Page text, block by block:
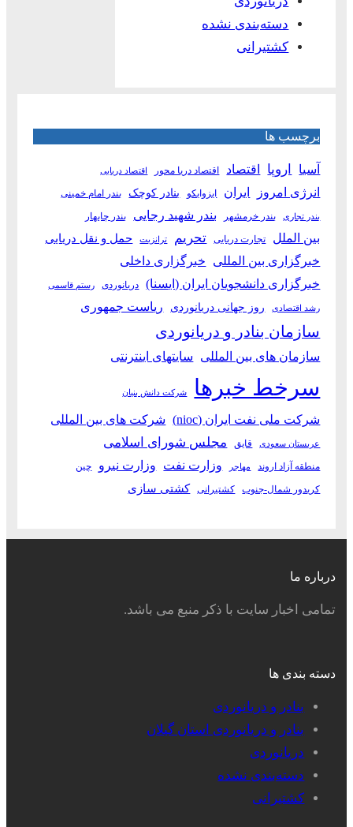
دسته‌بندی نشده
کشتیرانی
برچسب ها
آسیا اروپا اقتصاد اقتصاد دریا محور اقتصاد دریایی
انرژی امروز ایران ایزوایکو بنادر کوچک بندر امام خمینی
بندر تجاری بندر خرمشهر بندر شهید رجایی بندر چابهار
بین الملل تجارت دریایی تحریم ترانزیت حمل و نقل دریایی
خبرگزاری بین المللی خبرگزاری داخلی
خبرگزاری دانشجویان ایران (ایسنا)
دریانوردی رستم قاسمی
رشد اقتصادی روز جهانی دریانوردی ریاست جمهوری
سازمان بنادر و دریانوردی
سازمان های بین المللی سایتهای اینترنتی
سرخط خبرها شرکت دانش بنیان
شرکت ملی نفت ایران (nioc) شرکت های بین المللی
عربستان سعودی قایق مجلس شورای اسلامی
منطقه آزاد اروند مهاجر وزارت نفت وزارت نیرو چین
کریدور شمال-جنوب کشتیرانی کشتی سازی
درباره ما
تمامی اخبار سایت با ذکر منبع می باشد.
دسته بندی ها
بنادر و دریانوردی
بنادر و دریانوردی استان گیلان
دریانوردی
دسته‌بندی نشده
کشتیرانی